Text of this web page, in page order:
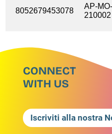
8052679453078
AP-MO-
210002
CONNECT
WITH US
Iscriviti alla nostra